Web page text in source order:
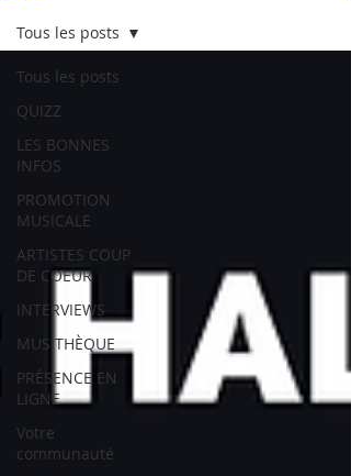
Tous les posts
QUIZZ
LES BONNES
INFOS
PROMOTION
MUSICALE
ARTISTES COUP
DE COEUR
INTERVIEWS
MUSITHÈQUE
PRÉSENCE EN
LIGNE
Votre
communauté
Tous les posts